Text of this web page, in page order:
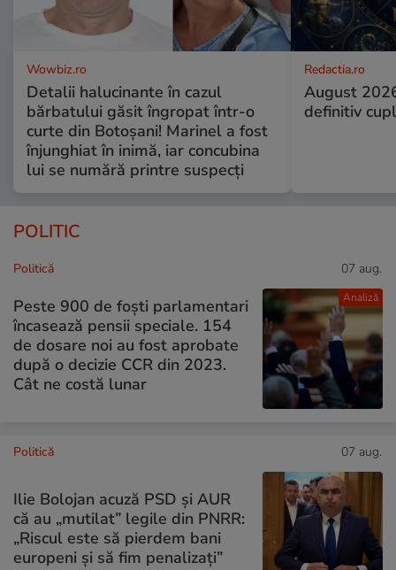
Wowbiz.ro
Detalii halucinante în cazul
bărbatului găsit îngropat într-o
curte din Botoșani! Marinel a fost
înjunghiat în inimă, iar concubina
lui se numără printre suspecți
Redactia.ro
August
definitiv
POLITIC
Analiză
Politică 07 aug.
Peste 900 de foști parlamentari
încasează pensii speciale. 154
de dosare noi au fost aprobate
după o decizie CCR din 2023.
Cât ne costă lunar
Politică 07 aug.
Ilie Bolojan acuză PSD și AUR
că au „mutilat” legile din PNRR:
„Riscul este să pierdem bani
europeni și să fim penalizați”